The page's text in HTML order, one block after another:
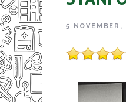
5 NOVEMBER,